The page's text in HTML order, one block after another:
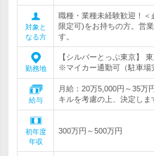
対象と
なる方
職種・業種未経験歓迎！
限定可)をお持ちの方。営
す。
勤務地
【シルバーとっぷ東京】
※マイカー通勤可（駐車場
給与
月給：20万5,000円～35万
キルを考慮の上、決定し
初年度
年収
300万円～500万円